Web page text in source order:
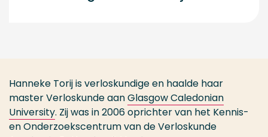
Hanneke Torij is verloskundige en haalde haar
master Verloskunde aanGlasgow Caledonian
University. Zij was in 2006 oprichter van het Kennis-
en Onderzoekscentrum van de Verloskunde